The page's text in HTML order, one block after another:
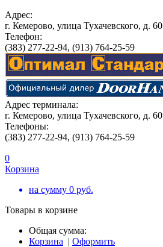
Адрес:
г. Кемерово, улица Тухачевского, д. 60
Телефон:
(383) 277-22-94, (913) 764-25-59
Адрес терминала:
г. Кемерово, улица Тухачевского, д. 60
Телефоны:
(383) 277-22-94, (913) 764-25-59
0
Корзина
на сумму 0 руб.
Товары в корзине
Общая сумма:
Корзина | Оформить